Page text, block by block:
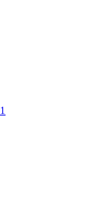
1